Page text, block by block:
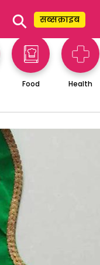
⚲ सब्सक्राइब
Food Health